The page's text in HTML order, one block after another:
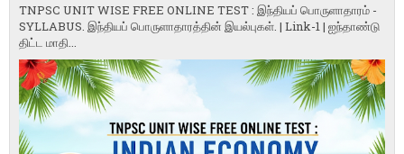
TNPSC UNIT WISE FREE ONLINE TEST : இந்தியப் பொருளாதாரம் -
SYLLABUS. இந்தியப் பொருளாதாரத்தின் இயல்புகள். | Link-1 | ஐந்தாண்டு
திட்ட மாதி...